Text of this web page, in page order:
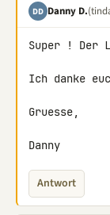
DD Danny D.
Super ! Der
Ich danke
Gruesse,
Danny
Antwort